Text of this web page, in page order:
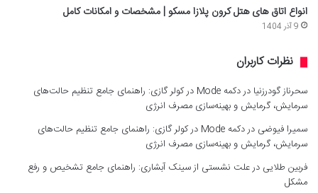
انواع اتاق های هتل کرون پلازا مسکو | مشخصات و امکانات کامل
9 آذر 1404
نظرات کاربران
سحرناز گودرزنیا در
دکمه Mode در کولر گازی: راهنمای جامع تنظیم حالت‌های
سرمایش، گرمایش و بهینه‌سازی مصرف انرژی
سمیرا فیوضی در
دکمه Mode در کولر گازی: راهنمای جامع تنظیم حالت‌های
سرمایش، گرمایش و بهینه‌سازی مصرف انرژی
فربین طلایی درعلت نشستی از سینک آبشاری: راهنمای جامع تشخیص و رفع
مشکل